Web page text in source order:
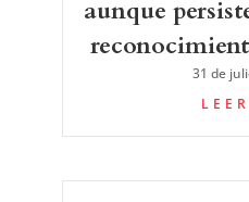
aunque
31 de